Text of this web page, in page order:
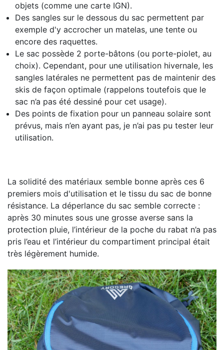
objets (comme une carte IGN).
Des sangles sur le dessous du sac permettent par
exemple d'y accrocher un matelas, une tente ou
encore des raquettes.
Le sac possède 2 porte-bâtons (ou porte-piolet, au
choix). Cependant, pour une utilisation hivernale, les
sangles latérales ne permettent pas de maintenir des
skis de façon optimale (rappelons toutefois que le
sac n’a pas été dessiné pour cet usage).
Des points de fixation pour un panneau solaire sont
prévus, mais n’en ayant pas, je n’ai pas pu tester leur
utilisation.
La solidité des matériaux semble bonne après ces 6
premiers mois d'utilisation et le tissu du sac de bonne
résistance. La déperlance du sac semble correcte :
après 30 minutes sous une grosse averse sans la
protection pluie, l’intérieur de la poche du rabat n’a pas
pris l’eau et l’intérieur du compartiment principal était
très légèrement humide.